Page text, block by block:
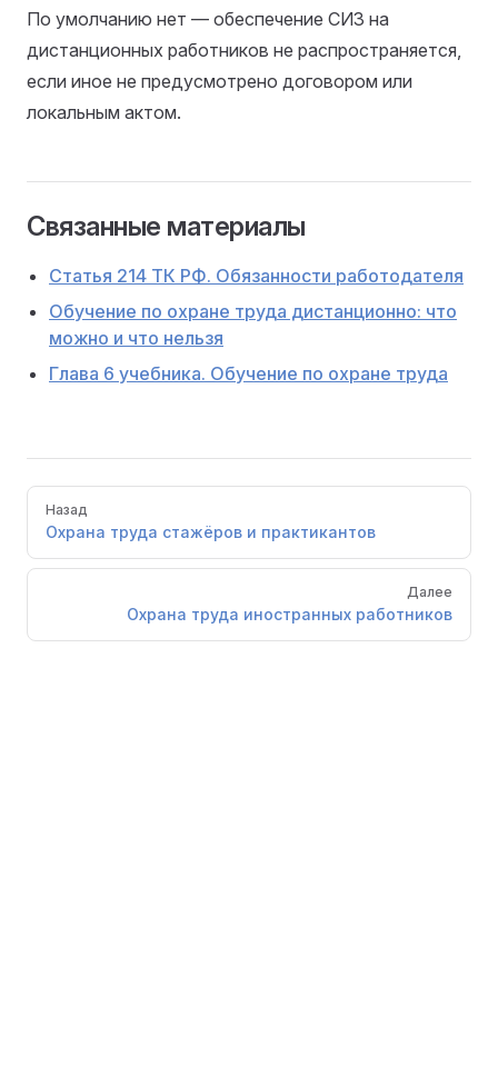
По умолчанию нет — обеспечение СИЗ на
дистанционных работников не распространяется,
если иное не предусмотрено договором или
локальным актом.
Связанные материалы
Статья 214 ТК РФ. Обязанности работодателя
Обучение по охране труда дистанционно: что
можно и что нельзя
Глава 6 учебника. Обучение по охране труда
Pager
Назад
Охрана труда стажёров и практикантов
Далее
Охрана труда иностранных работников